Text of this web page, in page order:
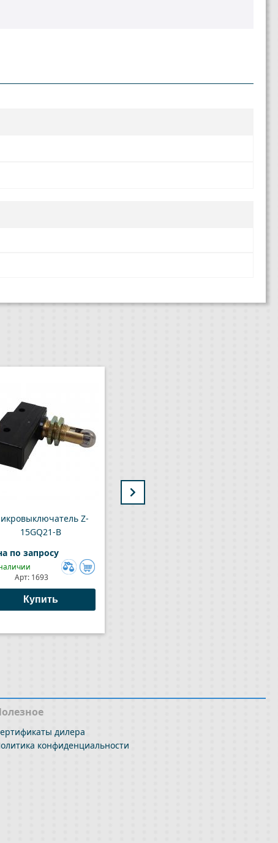
Z-
15GQ21-B
по запросу
сравнению
Арт: 1693
Купить
дилера
конфиденциальности